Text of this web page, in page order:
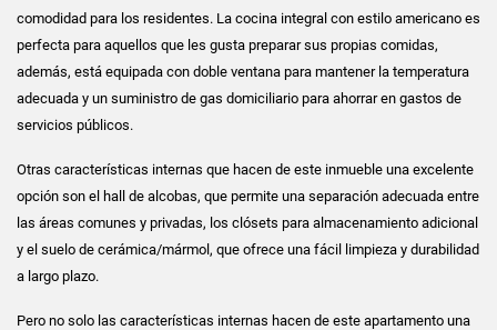
comodidad para los residentes. La cocina integral con estilo americano es
perfecta para aquellos que les gusta preparar sus propias comidas,
además, está equipada con doble ventana para mantener la temperatura
adecuada y un suministro de gas domiciliario para ahorrar en gastos de
servicios públicos.
Otras características internas que hacen de este inmueble una excelente
opción son el hall de alcobas, que permite una separación adecuada entre
las áreas comunes y privadas, los clósets para almacenamiento adicional
y el suelo de cerámica/mármol, que ofrece una fácil limpieza y durabilidad
a largo plazo.
Pero no solo las características internas hacen de este apartamento una